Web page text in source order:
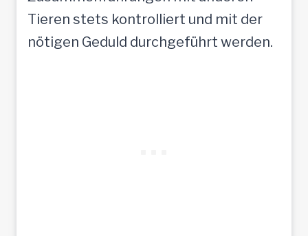
Tieren stets kontrolliert und mit der
nötigen Geduld durchgeführt werden.